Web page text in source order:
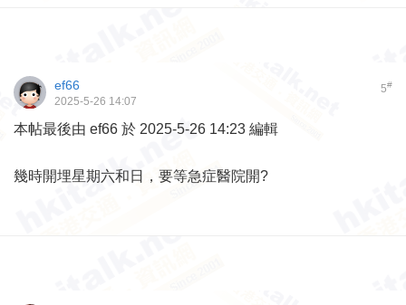
5#
ef66
2025-5-26 14:07
本帖最後由 ef66 於 2025-5-26 14:23 編輯
幾時開埋星期六和日，要等急症醫院開?